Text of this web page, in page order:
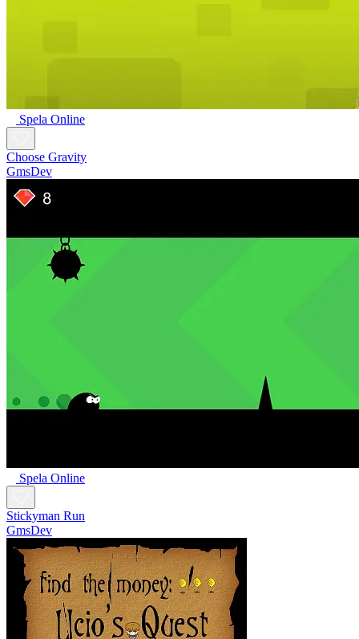
Spela Online
Choose Gravity
GmsDev
Spela Online
Stickyman Run
GmsDev